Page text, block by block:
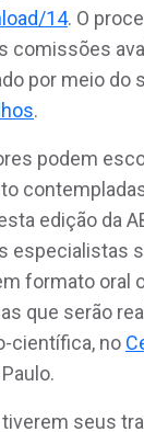
14. O
comissões
por meio do
.
podem
edição da
especialistas
formato oral
que serão
científica, no
seus